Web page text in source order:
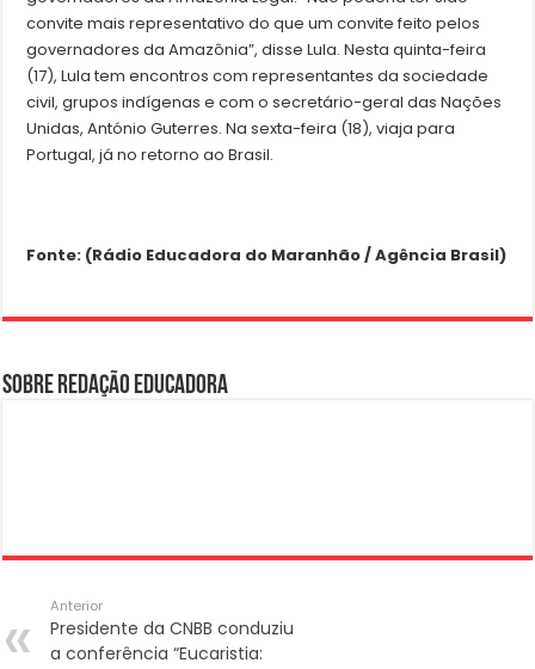
convite mais representativo do que um convite feito pelos
governadores da Amazônia”, disse Lula. Nesta quinta-feira
(17), Lula tem encontros com representantes da sociedade
civil, grupos indígenas e com o secretário-geral das Nações
Unidas, António Guterres. Na sexta-feira (18), viaja para
Portugal, já no retorno ao Brasil.
Fonte: (Rádio Educadora do Maranhão / Agência Brasil)
Sobre Redação Educadora
Anterior
Presidente da CNBB conduziu
a conferência “Eucaristia: